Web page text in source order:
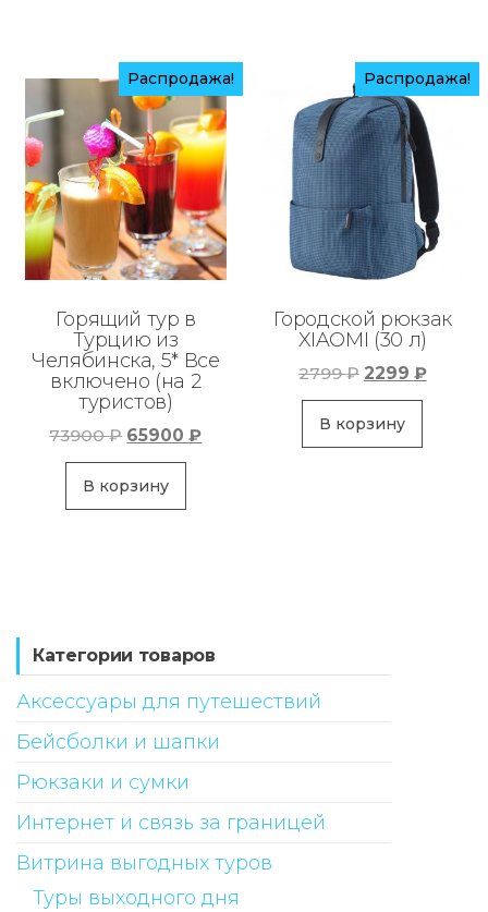
Распродажа!
Горящий тур в
Турцию из
Челябинска, 5* Все
включено (на 2
туристов)
73900₽ Первоначальная
цена
составляла
73900 ₽.
65900₽Текущая
В корзину
Распродажа!
Городской рюкзак
XIAOMI (30 л)
2799₽
цена
составляла
2799 ₽.
2299 ₽
В корзину
Категории товаров
Аксессуары для путешествий
Бейсболки и шапки
Рюкзаки и сумки
Интернет и связь за границей
Витрина выгодных туров
Туры выходного дня